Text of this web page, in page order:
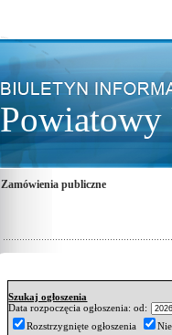
Powiatowy
Zamówienia publiczne
Szukaj ogłoszenia
Data rozpoczęcia ogłoszenia: od:
Rozstrzygnięte ogłoszenia